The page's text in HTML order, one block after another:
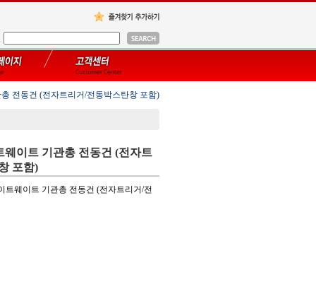
전동건 (전자트리거/전동박스탄창 포함)
이트 기관총 전동건 (전자트
포함)
트웨이트 기관총 전동건 (전자트리거/전